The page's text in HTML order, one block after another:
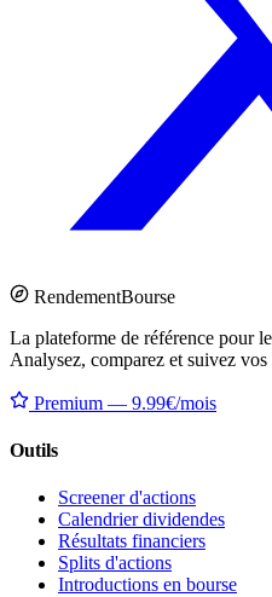
RendementBourse
La plateforme de référence pour
Analysez, comparez et suivez
Premium — 9.99€/mois
Outils
Screener d'actions
Calendrier dividendes
Résultats financiers
Splits d'actions
Introductions en bourse